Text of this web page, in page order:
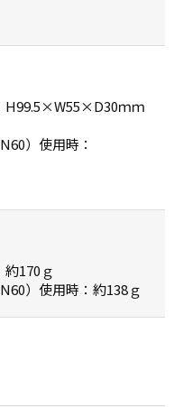
H99.5×W55×D30ｍｍ
）使用時：
170ｇ
）使用時：約138ｇ